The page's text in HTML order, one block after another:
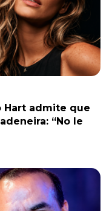
Hart admite que
“No le